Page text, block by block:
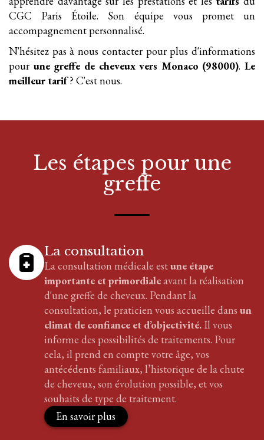
CGC Paris Étoile. Son équipe vous promet un
accompagnement personnalisé.
N'hésitez pas à nous contacter pour plus d'informations
pour une greffe de cheveux vers Monaco (98000). Le
meilleur tarif? C'est nous.
Les étapes pour une
greffe
La consultation
La consultation médicale estune étape
importante et primordialeavant la réalisation
d'une greffe de cheveux. Pendant la
consultation, le praticien vous accueille dans un
climat de confiance et d’objectivité. Il vous
informe des possibilités de traitements. Pour
cela, il prend en compte votre âge, vos
antécédents familiaux, l’historique de la chute
de cheveux, son évolution possible, et vos
souhaits de type de traitement.
En savoir plus